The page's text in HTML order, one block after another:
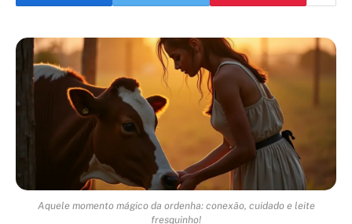
Aquele momento mágico da ordenha: conexão, cuidado e leite
fresquinho!